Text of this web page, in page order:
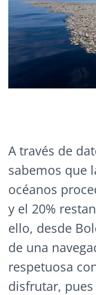
A través de
sabemos que
océanos
y el 20%
ello, desde
de una
respetuosa
disfrutar,